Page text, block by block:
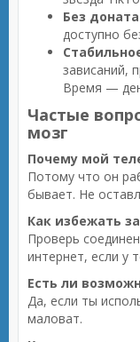
Без доната
доступно
зависаний,
Время —
Частые
мозг
Почему мой
Потому что он
бывает. Не
Как избежать
Проверь
интернет, если у
Есть ли
Да, если ты
маловат.